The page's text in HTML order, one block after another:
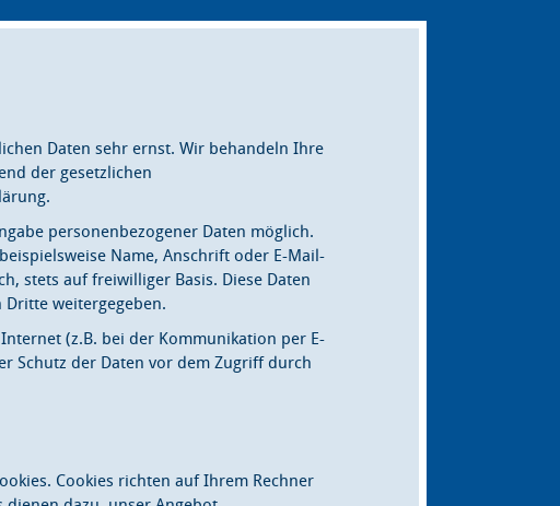
Daten sehr ernst. Wir behandeln Ihre
der gesetzlichen
personenbezogener Daten möglich.
Name, Anschrift oder E-Mail-
stets auf freiwilliger Basis. Diese Daten
weitergegeben.
(z.B. bei der Kommunikation per E-
Schutz der Daten vor dem Zugriff durch
Cookies richten auf Ihrem Rechner